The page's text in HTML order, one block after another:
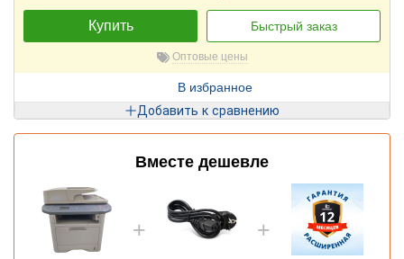
Купить Быстрый заказ
Оптовые цены
В избранное
Добавить к сравнению
Вместе дешевле